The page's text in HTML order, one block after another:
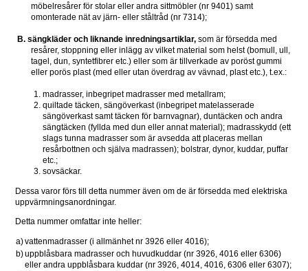
möbelresårer för stolar eller andra sittmöbler (nr 9401) samt
omonterade nät av järn- eller ståltråd (nr 7314);
B. sängkläder och liknande inredningsartiklar, som är försedda med
resårer, stoppning eller inlägg av vilket material som helst (bomull, ull,
tagel, dun, syntetfibrer etc.) eller som är tillverkade av poröst gummi
eller porös plast (med eller utan överdrag av vävnad, plast etc.), t.ex.:
madrasser, inbegripet madrasser med metallram;
quiltade täcken, sängöverkast (inbegripet matelasserade
sängöverkast samt täcken för barnvagnar), duntäcken och andra
sängtäcken (fyllda med dun eller annat material); madrasskydd (ett
slags tunna madrasser som är avsedda att placeras mellan
resårbottnen och själva madrassen); bolstrar, dynor, kuddar, puffar
etc.;
sovsäckar.
Dessa varor förs till detta nummer även om de är försedda med elektriska
uppvärmningsanordningar.
Detta nummer omfattar inte heller:
a)vattenmadrasser (i allmänhet nr 3926 eller 4016);
b)uppblåsbara madrasser och huvudkuddar (nr 3926, 4016 eller 6306)
eller andra uppblåsbara kuddar (nr 3926, 4014, 4016, 6306 eller 6307);